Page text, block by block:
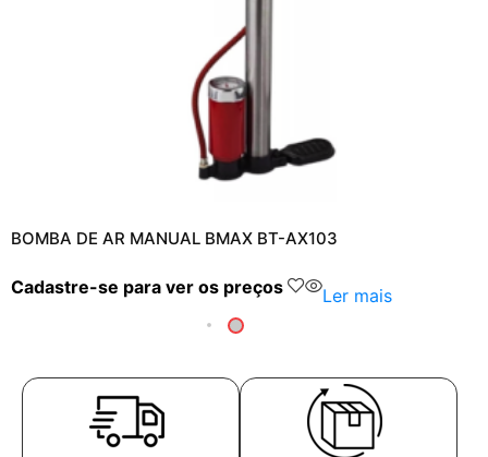
BOMBA DE AR MANUAL BMAX BT-AX103
Cadastre-se para ver os preços Ler mais